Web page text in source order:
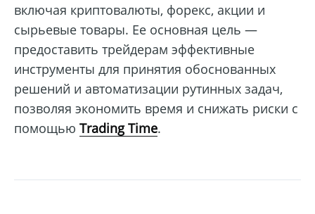
включая криптовалюты, форекс, акции и
сырьевые товары. Ее основная цель —
предоставить трейдерам эффективные
инструменты для принятия обоснованных
решений и автоматизации рутинных задач,
позволяя экономить время и снижать риски с
помощью Trading Time.